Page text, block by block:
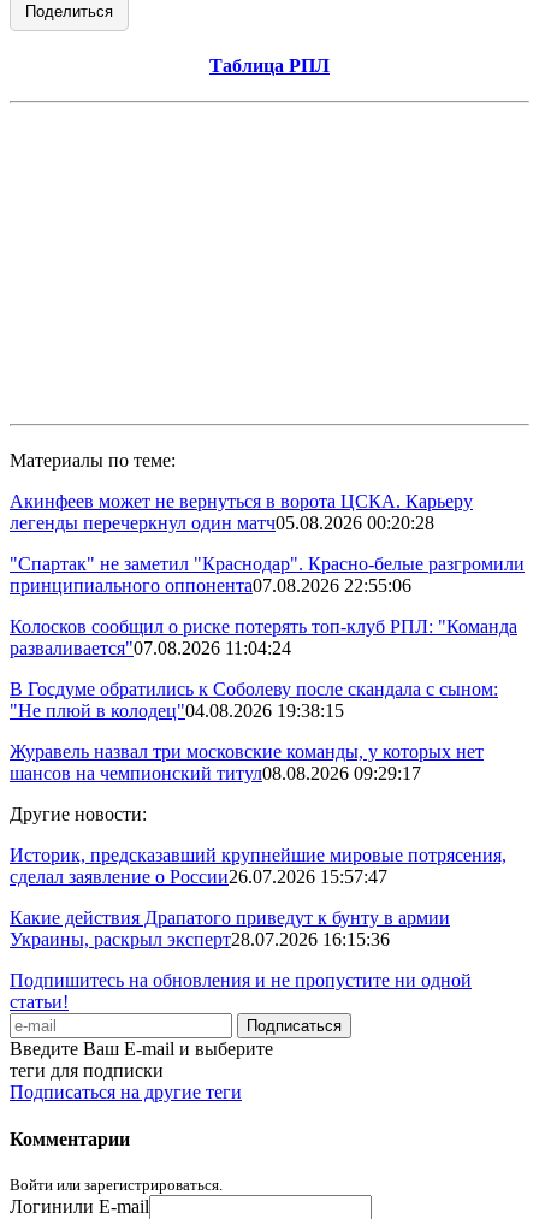
Поделиться
Таблица РПЛ
Материалы по теме:
Акинфеев может не вернуться в ворота ЦСКА. Карьеру
легенды перечеркнул один матч05.08.2026 00:20:28
"Спартак" не заметил "Краснодар". Красно-белые разгромили
принципиального оппонента07.08.2026 22:55:06
Колосков сообщил о риске потерять топ-клуб РПЛ: "Команда
разваливается"07.08.2026 11:04:24
В Госдуме обратились к Соболеву после скандала с сыном:
"Не плюй в колодец"04.08.2026 19:38:15
Журавель назвал три московские команды, у которых нет
шансов на чемпионский титул08.08.2026 09:29:17
Другие новости:
Историк, предсказавший крупнейшие мировые потрясения,
сделал заявление о России26.07.2026 15:57:47
Какие действия Драпатого приведут к бунту в армии
Украины, раскрыл эксперт28.07.2026 16:15:36
Подпишитесь на обновления и не пропустите ни одной
статьи!
Введите Ваш E-mail и выберите
теги для подписки
Подписаться на другие теги
Комментарии
Войти или зарегистрироваться.
Логинили E-mail